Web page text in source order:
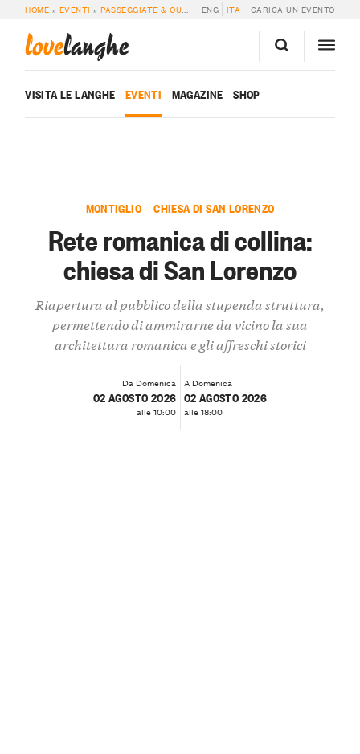
HOME » EVENTI »PASSEGGIATE & OUTDOOR » RETE ROMANICA DI COLLINA:
ENG ITA CARICA UN EVENTO
lovelanghe
VISITA LE LANGHE EVENTI MAGAZINE SHOP
MONTIGLIO — CHIESA DI SAN LORENZO
Rete romanica di collina:
chiesa di San Lorenzo
Riapertura al pubblico della stupenda struttura,
permettendo di ammirarne da vicino la sua
architettura romanica e gli affreschi storici
Da Domenica
02 AGOSTO 2026
alle 10:00
A Domenica
02 AGOSTO 2026
alle 18:00